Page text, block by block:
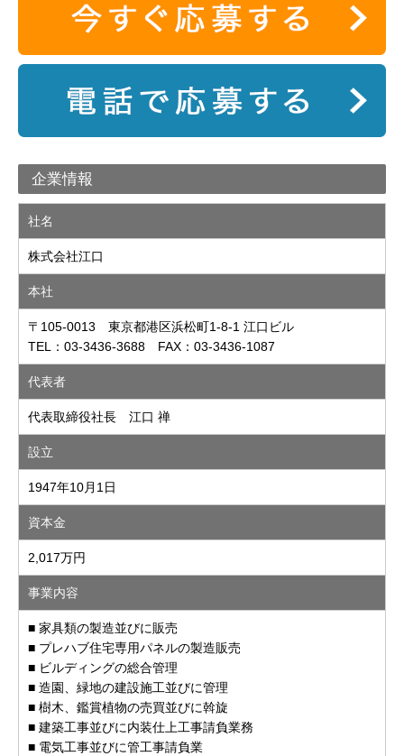
企業情報
社名
株式会社江口
本社
〒105-0013 東京都港区浜松町1-8-1 江口ビル
TEL：03-3436-3688 FAX：03-3436-1087
代表者
代表取締役社長 江口 禅
設立
1947年10月1日
資本金
2,017万円
事業内容
■ 家具類の製造並びに販売
■ プレハブ住宅専用パネルの製造販売
■ ビルディングの総合管理
■ 造園、緑地の建設施工並びに管理
■ 樹木、鑑賞植物の売買並びに斡旋
■ 建築工事並びに内装仕上工事請負業務
■ 電気工事並びに管工事請負業